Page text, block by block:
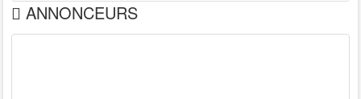
ANNONCEURS